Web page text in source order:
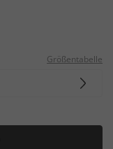
Größentabelle